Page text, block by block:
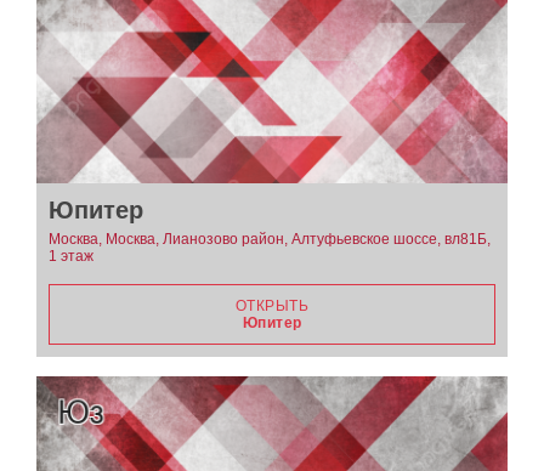
Юпитер
Москва, Москва, Лианозово район, Алтуфьевское шоссе, вл81Б,
1 этаж
ОТКРЫТЬ
Юпитер